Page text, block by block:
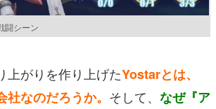
闘シーン
がりを作り上げたYostarとは、
なのだろうか。 そして、 なぜ『ア